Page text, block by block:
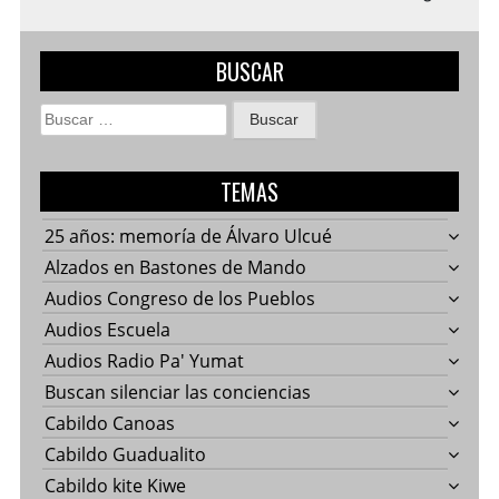
BUSCAR
Buscar:
TEMAS
25 años: memoría de Álvaro Ulcué
Alzados en Bastones de Mando
Audios Congreso de los Pueblos
Audios Escuela
Audios Radio Pa' Yumat
Buscan silenciar las conciencias
Cabildo Canoas
Cabildo Guadualito
Cabildo kite Kiwe